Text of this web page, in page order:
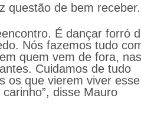
questão de bem receber.
É dançar forró
Nós fazemos tudo
quem vem de fora, nas
Cuidamos de tudo
os que vierem viver esse
disse Mauro